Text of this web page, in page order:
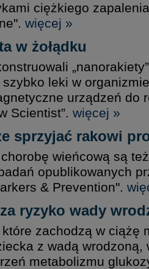
ciężkiego
więcej »
w żołądku
leki w
urządzeń do
Scientist”. więcej »
sprzyjać rakowi
wieńcową są
opublikowanych
& Prevention".
ryzyko wady
zachodzą w ciążę
z wadą wrodzoną,
metabolizmu